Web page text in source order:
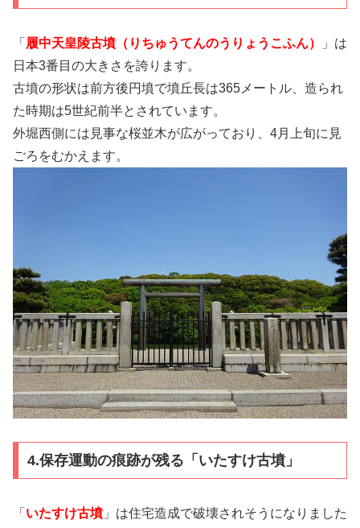
「 履中天皇陵古墳（りちゅうてんのうりょうこふん）
」は
日本3番目の大きさを誇ります。
古墳の形状は前方後円墳で墳丘長は365メートル、造られ
た時期は5世紀前半とされています。
外堀西側には見事な桜並木が広がっており、4月上旬に見
ごろをむかえます。
4.保存運動の痕跡が残る「いたすけ古墳」
「 いたすけ古墳」は住宅造成で破壊されそうになりました